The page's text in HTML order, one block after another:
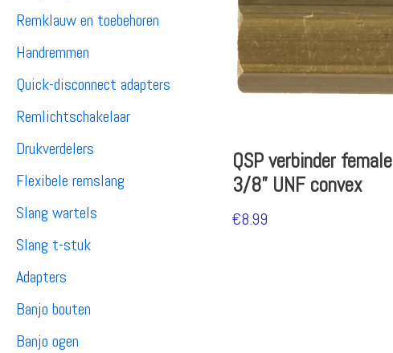
Remklauw en toebehoren
Handremmen
Quick-disconnect adapters
Remlichtschakelaar
Drukverdelers
Flexibele remslang
Slang wartels
Slang t-stuk
Adapters
Banjo bouten
Banjo ogen
QSP verbinder female
3/8” UNF convex
€8.99